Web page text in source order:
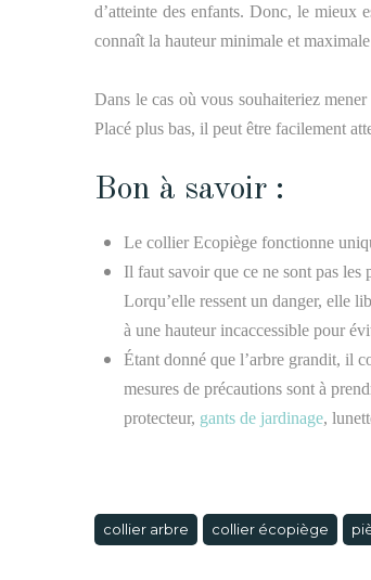
d’atteinte des enfants. Donc, le mieux
connaît la hauteur minimale et maximale
Dans le cas où vous souhaiteriez
Placé plus bas, il peut être facilement
Bon à savoir :
Le collier Ecopiège fonctionne
Il faut savoir que ce ne sont pas
Lorqu’elle ressent un danger, elle
à une hauteur incaccessible pour
Étant donné que l’arbre grandit, il
mesures de précautions sont à
protecteur, gants de jardinage,
collier arbre collier écopiège